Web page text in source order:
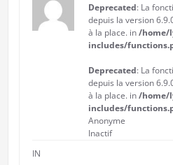
Deprecated: La
depuis la version
à la place. in/home/
includes/
Deprecated: La
depuis la version
à la place. in/home/
includes/
Anonyme
Inactif
IN